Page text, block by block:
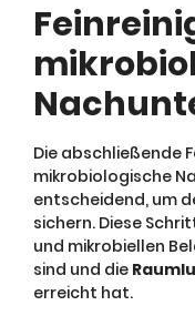
Die abschließende
mikrobiologische
entscheidend, um
sichern. Diese
und mikrobiellen
sind und die
erreicht hat.